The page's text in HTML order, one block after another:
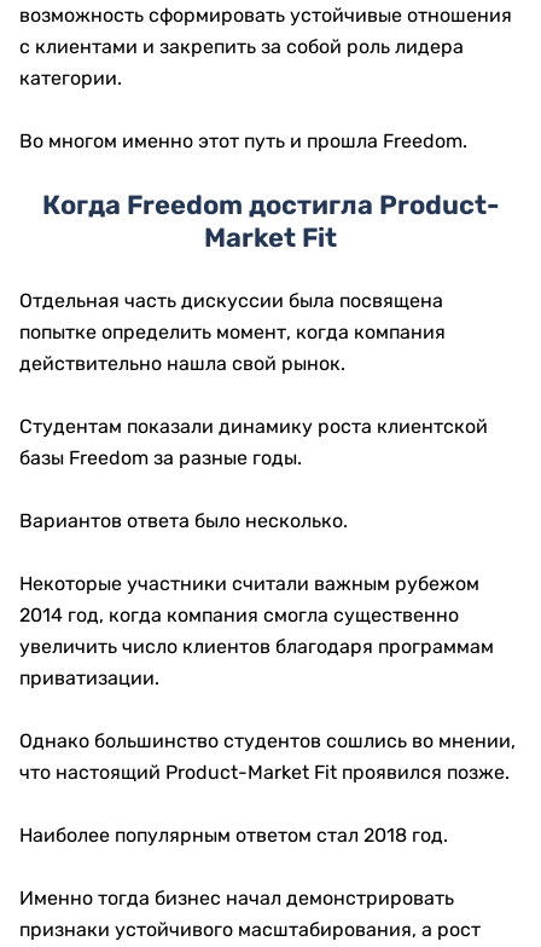
возможность сформировать устойчивые отношения
с клиентами и закрепить за собой роль лидера
категории.
Во многом именно этот путь и прошла Freedom.
Когда Freedom достигла Product-
Market Fit
Отдельная часть дискуссии была посвящена
попытке определить момент, когда компания
действительно нашла свой рынок.
Студентам показали динамику роста клиентской
базы Freedom за разные годы.
Вариантов ответа было несколько.
Некоторые участники считали важным рубежом
2014 год, когда компания смогла существенно
увеличить число клиентов благодаря программам
приватизации.
Однако большинство студентов сошлись во мнении,
что настоящий Product-Market Fit проявился позже.
Наиболее популярным ответом стал 2018 год.
Именно тогда бизнес начал демонстрировать
признаки устойчивого масштабирования, а рост